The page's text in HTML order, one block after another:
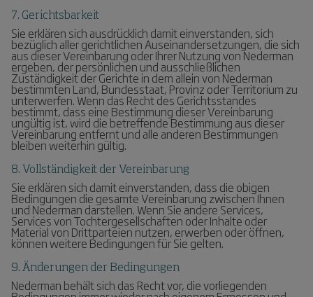
7. Gerichtsbarkeit
Sie erklären sich ausdrücklich damit einverstanden, sich
bezüglich aller gerichtlichen Auseinandersetzungen, die sich
aus dieser Vereinbarung oder Ihrer Nutzung von Nederman
ergeben, der persönlichen und ausschließlichen
Zuständigkeit der Gerichte in dem allein von Nederman
bestimmten Land, Bundesstaat, Provinz oder Territorium zu
unterwerfen. Wenn das Recht des Gerichtsstandes
bestimmt, dass eine Bestimmung dieser Vereinbarung
ungültig ist, wird die betreffende Bestimmung aus dieser
Vereinbarung entfernt und alle anderen Bestimmungen
bleiben weiterhin gültig.
8. Vollständigkeit der Vereinbarung
Sie erklären sich damit einverstanden, dass die obigen
Bedingungen die gesamte Vereinbarung zwischen Ihnen
und Nederman darstellen. Wenn Sie andere Services,
Services von Tochtergesellschaften oder Inhalte oder
Material von Drittparteien nutzen, erwerben oder öffnen,
können weitere Bedingungen für Sie gelten.
9. Änderungen der Bedingungen
Nederman behält sich das Recht vor, die vorliegenden